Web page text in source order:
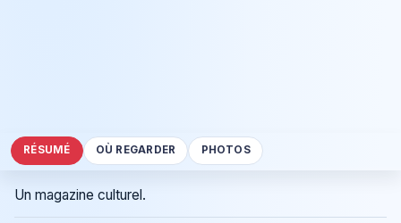
RÉSUMÉ OÙ REGARDER PHOTOS
Un magazine culturel.